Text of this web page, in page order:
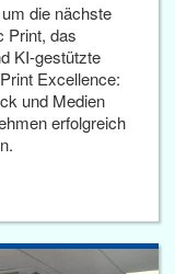
die nächste
Print, das
KI-gestützte
Excellence:
und Medien
erfolgreich